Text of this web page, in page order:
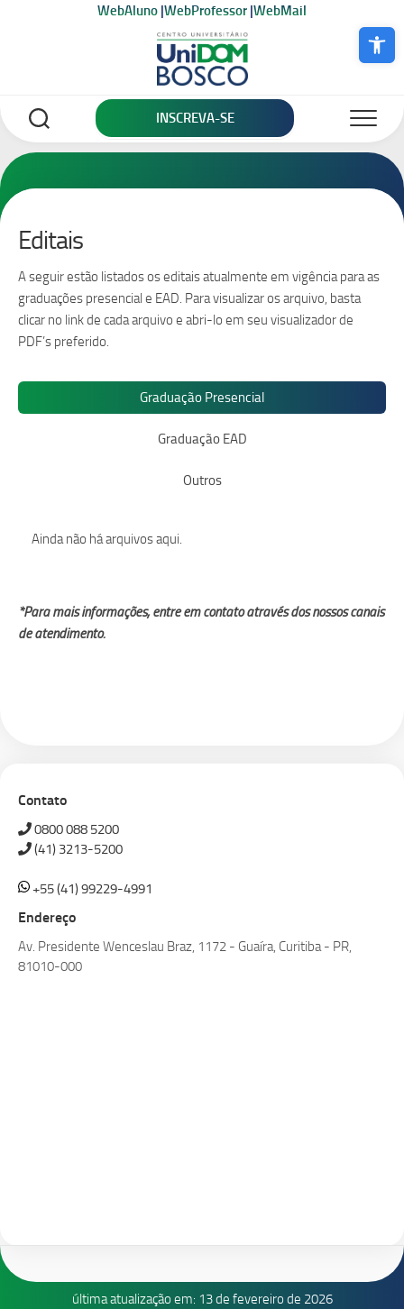
Abrir a
WebAluno |WebProfessor |WebMail
INSCREVA-SE
Editais
A seguir estão listados os editais atualmente em vigência para as
graduações presencial e EAD. Para visualizar os arquivo, basta
clicar no link de cada arquivo e abri-lo em seu visualizador de
PDF’s preferido.
Graduação Presencial
Graduação EAD
Outros
Ainda não há arquivos aqui.
*Para mais informações, entre em contato através dos nossos canais
de atendimento.
Contato
0800 088 5200
(41) 3213-5200
+55 (41) 99229-4991
Endereço
Av. Presidente Wenceslau Braz, 1172 - Guaíra, Curitiba - PR,
81010-000
última atualização em: 13 de fevereiro de 2026